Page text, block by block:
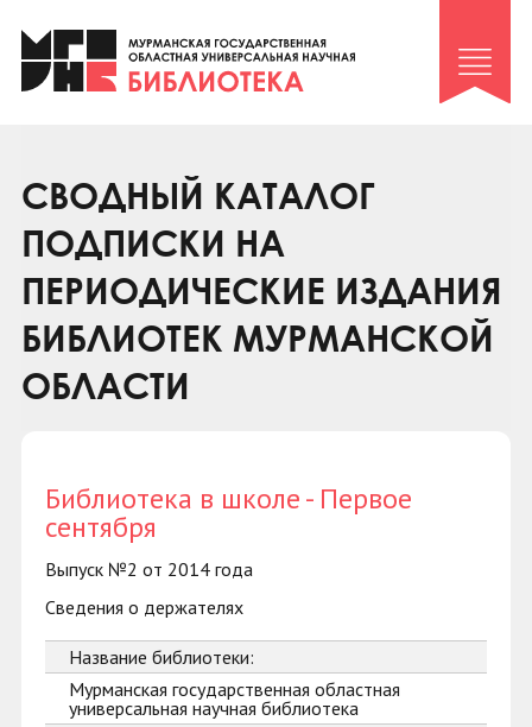
Клуб «Гиря и сельдерей»
Клуб «Семейный архив»
Коллегам
Контакты
СВОДНЫЙ КАТАЛОГ
ПОДПИСКИ НА
ПЕРИОДИЧЕСКИЕ ИЗДАНИЯ
БИБЛИОТЕК МУРМАНСКОЙ
ОБЛАСТИ
Библиотека в школе - Первое
сентября
Выпуск №2 от 2014 года
Сведения о держателях
Название библиотеки:
Мурманская государственная областная
универсальная научная библиотека